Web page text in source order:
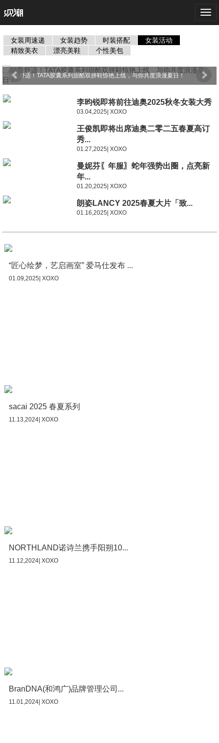
女装周速递 女装趋势 时装搭配
女装活动
精致美衣
漂亮美鞋 个性美包
轻盈舒适！TATA胶囊系列甜酷双拼鞋惊艳上线，与你共度浪漫夏日！
李昀锐即将前往迪奥2025秋冬女装大秀
03.04,2025| XOXO
王俊凯即将出席迪奥二零二五春夏高订
秀...
01.27,2025| XOXO
曼妮芬〖年服〗蛇年强势出圈，点亮新
年...
01.20,2025| XOXO
朗姿LANCY 2025春夏大片「致...
01.16,2025| XOXO
“匠心绘梦，艺启画室” 爱马仕发布 ...
01.09,2025| XOXO
sacai 2025 春夏系列
11.13,2024| XOXO
NORTHLAND诺诗兰携手阳朔10...
11.12,2024| XOXO
BranDNA(和鸿广)品牌管理公司...
11.01,2024| XOXO